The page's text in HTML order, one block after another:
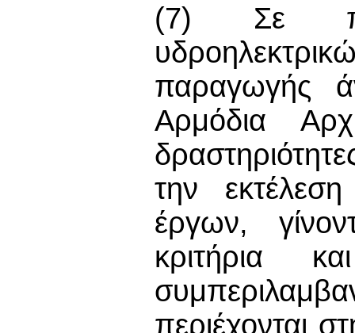
(7) Σε
παραγωγής
Αρμόδια
την
έργων,
κριτήρια
περιέχονται